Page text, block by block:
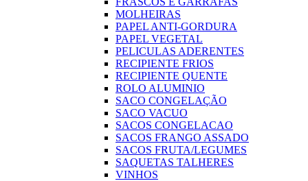
MOLHEIRAS
PAPEL ANTI-GORDURA
PAPEL VEGETAL
PELICULAS ADERENTES
RECIPIENTE FRIOS
RECIPIENTE QUENTE
ROLO ALUMINIO
SACO CONGELAÇÃO
SACO VACUO
SACOS CONGELACAO
SACOS FRANGO ASSADO
SACOS FRUTA/LEGUMES
SAQUETAS TALHERES
VINHOS